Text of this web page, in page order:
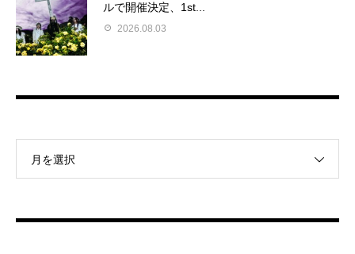
ルで開催決定、1st...
2026.08.03
月を選択